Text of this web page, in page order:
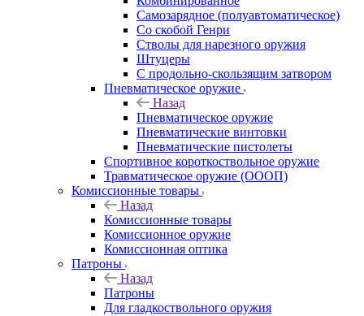
Самозарядное (полуавтоматическое)
Со скобой Генри
Стволы для нарезного оружия
Штуцеры
С продольно-скользящим затвором
Пневматическое оружие
Назад
Пневматическое оружие
Пневматические винтовки
Пневматические пистолеты
Спортивное короткоствольное оружие
Травматическое оружие (ОООП)
Комиссионные товары
Назад
Комиссионные товары
Комиссионное оружие
Комиссионная оптика
Патроны
Назад
Патроны
Для гладкоствольного оружия